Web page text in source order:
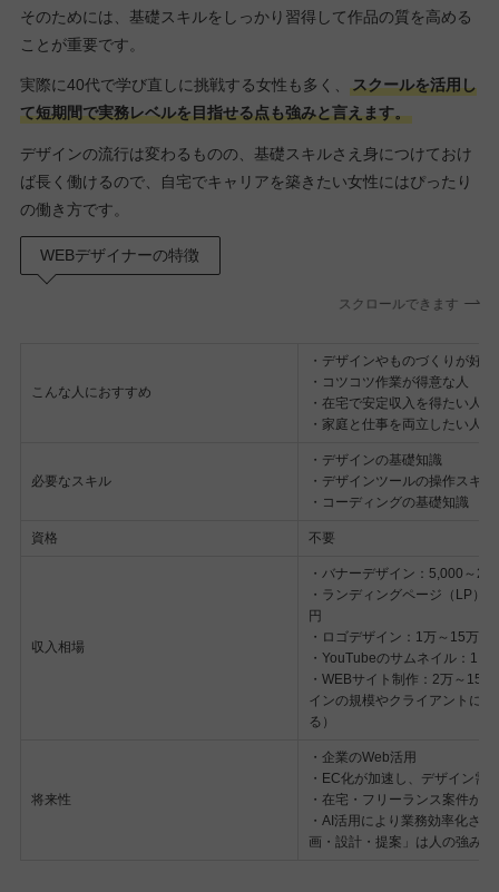
そのためには、基礎スキルをしっかり習得して作品の質を高める
ことが重要です。
実際に40代で学び直しに挑戦する女性も多く、
スクールを活用し
て短期間で実務レベルを目指せる点も強みと言えます。
デザインの流行は変わるものの、基礎スキルさえ身につけておけ
ば長く働けるので、自宅でキャリアを築きたい女性にはぴったり
の働き方です。
WEBデザイナーの特徴
スクロールできます
こんな人におすすめ
・デザインやものづくりが好き
・コツコツ作業が得意な人
・在宅で安定収入を得たい人
・家庭と仕事を両立したい人
必要なスキル
・デザインの基礎知識
・デザインツールの操作スキル
・コーディングの基礎知識
資格 不要
収入相場
・バナーデザイン：5,000～2
・ランディングページ（LP）
円
・ロゴデザイン：1万～15万円
・YouTubeのサムネイル：
・WEBサイト制作：2万～150
インの規模やクライアントに
る）
将来性
・企業のWeb活用
・EC化が加速し、デザイン需
・在宅・フリーランス案件が
・AI活用により業務効率化さ
画・設計・提案」は人の強み